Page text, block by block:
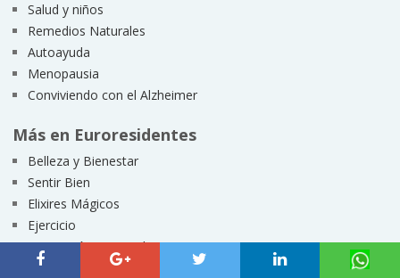
Salud y niños
Remedios Naturales
Autoayuda
Menopausia
Conviviendo con el Alzheimer
Más en Euroresidentes
Belleza y Bienestar
Sentir Bien
Elixires Mágicos
Ejercicio
Superación personal
Ser positivo